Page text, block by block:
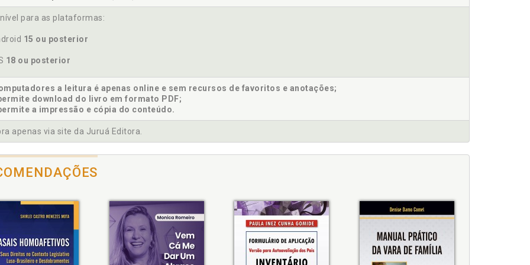
p. 77
do dia, p. 138
da conjugalidade na contemporaneidade, p. 35
p. 76
singulares que, de alguma forma, também são coletivas, p. 91
Atravessamentos das histórias, p. 136
Contando histórias. Apresentação e análise dos resultados, p. 91
para as plataformas:
15 ou posterior
18 ou posterior
a leitura é apenas online e sem recursos de favoritos e anotações;
download do livro em formato PDF;
a impressão e cópia do conteúdo.
apenas via site da Juruá Editora.